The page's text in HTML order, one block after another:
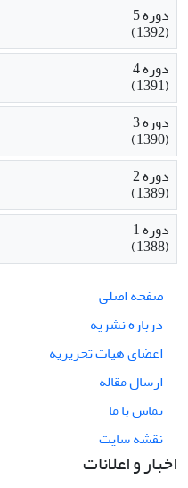
دوره 5
(1392)
دوره 4
(1391)
دوره 3
(1390)
دوره 2
(1389)
دوره 1
(1388)
صفحه اصلی
درباره نشریه
اعضای هیات تحریریه
ارسال مقاله
تماس با ما
نقشه سایت
اخبار و اعلانات